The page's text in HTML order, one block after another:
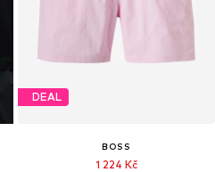
DEAL
BOSS
1 224 Kč